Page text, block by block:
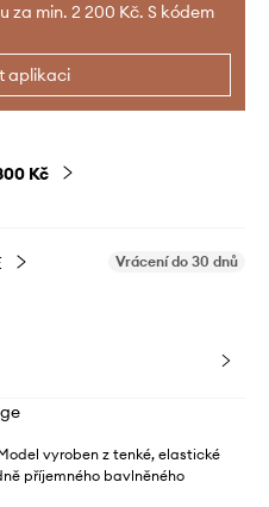
za min. 2 200 Kč. S kódem
aplikaci
Kč
Vrácení do 30 dnů
vyroben z tenké, elastické
příjemného bavlněného